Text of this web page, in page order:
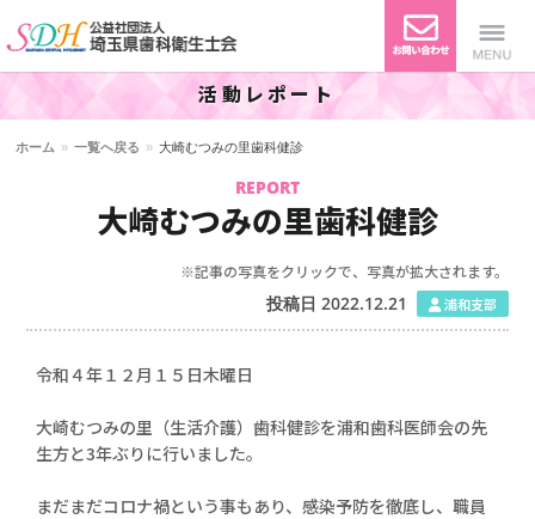
公益社団法人 埼玉県歯科衛生 Menu
活動レポート
ホーム » 一覧へ戻る » 大崎むつみの里歯科健診
REPORT
大崎むつみの里歯科健診
※記事の写真をクリックで、写真が拡大されます。
浦和支部
投稿日 2022.12.21
令和４年１２月１５日木曜日
大崎むつみの里（生活介護）歯科健診を浦和歯科医師会の先
生方と3年ぶりに行いました。
まだまだコロナ禍という事もあり、感染予防を徹底し、職員